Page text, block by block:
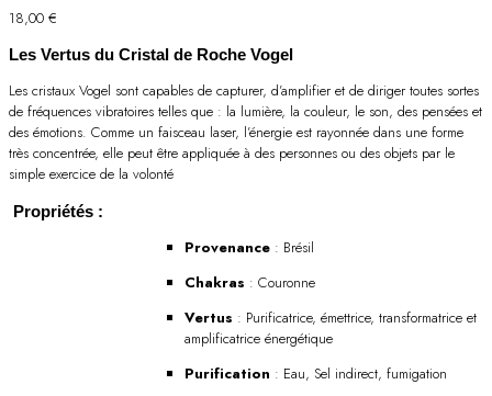
18,00 €
Les Vertus du Cristal de Roche Vogel
Les cristaux Vogel sont capables de capturer, d’amplifier et de diriger toutes sortes
de fréquences vibratoires telles que : la lumière, la couleur, le son, des pensées et
des émotions. Comme un faisceau laser, l’énergie est rayonnée dans une forme
très concentrée, elle peut être appliquée à des personnes ou des objets par le
simple exercice de la volonté
Propriétés :
Provenance : Brésil
Chakras : Couronne
Vertus : Purificatrice, émettrice, transformatrice et
amplificatrice énergétique
Purification : Eau, Sel indirect, fumigation